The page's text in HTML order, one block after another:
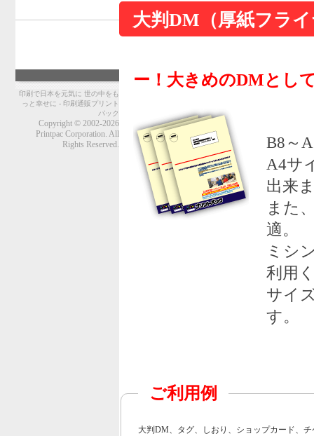
大判DM（厚紙フラ
ー！大きめのDMとし
B8～
A4サ
出来
また
適。
ミシ
利用
サイ
す。
ご利用例
大判DM、タグ、しおり、ショップカード、
印刷で日本を元気に 世の中をも
っと幸せに - 印刷通販プリント
パック
Copyright © 2002-2026
Printpac Corporation. All
Rights Reserved.